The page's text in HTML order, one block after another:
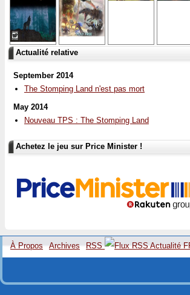
Actualité relative
September 2014
The Stomping Land n'est pas mort
May 2014
Nouveau TPS : The Stomping Land
Achetez le jeu sur Price Minister !
À Propos Archives RSS